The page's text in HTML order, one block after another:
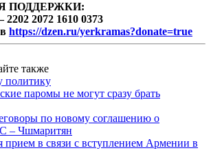
ПОДДЕРЖКИ:
2072 1610 0373
https://dzen.ru/yerkramas?donate=true
также
политику
паромы не могут сразу брать
по новому соглашению о
– Чшмаритян
прием в связи с вступлением Армении в